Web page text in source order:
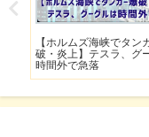
【ホルムズ海峡でタン
破・炎上】テスラ、グ
時間外で急落